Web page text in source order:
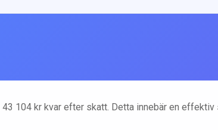
43 104 kr kvar efter skatt. Detta innebär en